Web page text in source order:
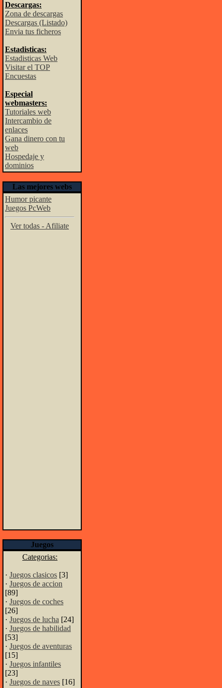
Descargas:
Zona de descargas
Descargas (Listado)
Envia tus ficheros
Estadisticas:
Estadisticas Web
Visitar el TOP
Encuestas
Especial
webmasters:
Tutoriales web
Intercambio de
enlaces
Gana dinero con tu
web
Hospedaje y
dominios
Las mejores webs
Humor picante
Juegos PcWeb
Ver todas - Afiliate
Juegos
Categorias:
· Juegos clasicos [3]
· Juegos de accion
[89]
· Juegos de coches
[26]
· Juegos de lucha [24]
· Juegos de habilidad
[53]
· Juegos de aventuras
[15]
· Juegos infantiles
[23]
· Juegos de naves [16]